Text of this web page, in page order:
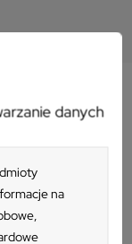
danych
na
i